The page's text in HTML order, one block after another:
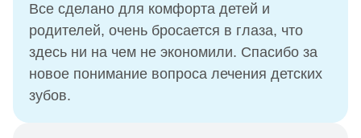
Все сделано для комфорта детей и
родителей, очень бросается в глаза, что
здесь ни на чем не экономили. Спасибо за
новое понимание вопроса лечения детских
зубов.